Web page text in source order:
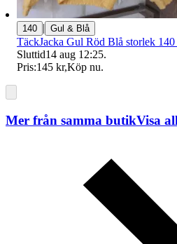
140 | Gul & Blå
TäckJacka Gul Röd Blå storlek
Sluttid14 aug 12:25.
Pris:145 kr,Köp nu.
Mer från samma butikVisa